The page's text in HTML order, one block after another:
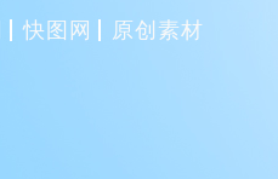
快图网 原创素材